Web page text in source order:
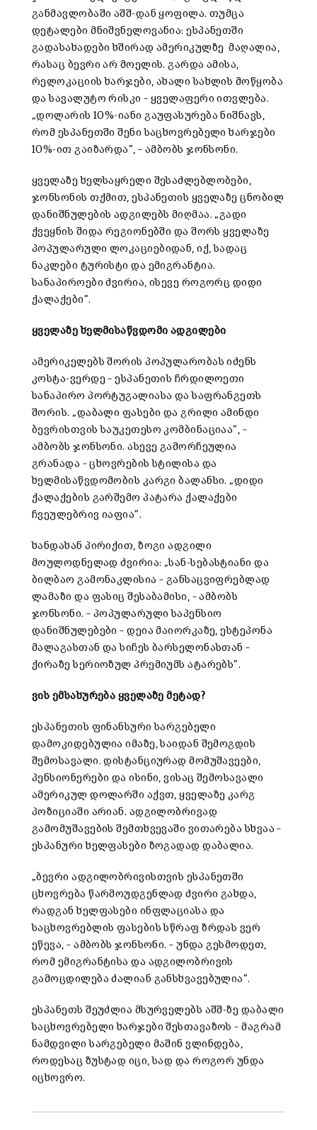
განმავლობაში აშშ-დან ყოფილა. თუმცა
დეტალები მნიშვნელოვანია: ესპანეთში
გადასახადები ხშირად ამერიკულზე მაღალია,
რასაც ბევრი არ მოელის. გარდა ამისა,
რელოკაციის ხარჯები, ახალი სახლის მოწყობა
და სავალუტო რისკი – ყველაფერი ითვლება.
„დოლარის 10%-იანი გაუფასურება ნიშნავს,
რომ ესპანეთში შენი საცხოვრებელი ხარჯები
10%-ით გაიზარდა”, – ამბობს ჯონსონი.
ყველაზე ხელსაყრელი შესაძლებლობები,
ჯონსონის თქმით, ესპანეთის ყველაზე ცნობილ
დანიშნულების ადგილებს მიღმაა. „გადი
ქვეყნის შიდა რეგიონებში და შორს ყველაზე
პოპულარული ლოკაციებიდან, იქ, სადაც
ნაკლები ტურისტი და ემიგრანტია.
სანაპიროები ძვირია, ისევე როგორც დიდი
ქალაქები”.
ყველაზე ხელმისაწვდომი ადგილები
ამერიკელებს შორის პოპულარობას იძენს
კოსტა-ვერდე – ესპანეთის ჩრდილოეთი
სანაპირო პორტუგალიასა და საფრანგეთს
შორის. „დაბალი ფასები და გრილი ამინდი
ბევრისთვის საუკეთესო კომბინაციაა”, –
ამბობს ჯონსონი. ასევე გამორჩეულია
გრანადა – ცხოვრების სტილისა და
ხელმისაწვდომობის კარგი ბალანსი. „დიდი
ქალაქების გარშემო პატარა ქალაქები
ჩვეულებრივ იაფია”.
ხანდახან პირიქით, ზოგი ადგილი
მოულოდნელად ძვირია: „სან-სებასტიანი და
ბილბაო გამონაკლისია – განსაცვიფრებლად
ლამაზი და ფასიც შესაბამისი, – ამბობს
ჯონსონი. – პოპულარული საპენსიო
დანიშნულებები – დეია მაიორკაზე, ესტეპონა
მალაგასთან და სიჩეს ბარსელონასთან –
ქირაზე სერიოზულ პრემიუმს ატარებს”.
ვის ემსახურება ყველაზე მეტად?
ესპანეთის ფინანსური სარგებელი
დამოკიდებულია იმაზე, საიდან შემოგდის
შემოსავალი. დისტანციურად მომუშავეები,
პენსიონერები და ისინი, ვისაც შემოსავალი
ამერიკულ დოლარში აქვთ, ყველაზე კარგ
პოზიციაში არიან. ადგილობრივად
გამომუშავების შემთხვევაში ვითარება სხვაა –
ესპანური ხელფასები ზოგადად დაბალია.
„ბევრი ადგილობრივისთვის ესპანეთში
ცხოვრება წარმოუდგენლად ძვირი გახდა,
რადგან ხელფასები ინფლაციასა და
საცხოვრებლის ფასების სწრაფ ზრდას ვერ
ეწევა, – ამბობს ჯონსონი. – უნდა გესმოდეთ,
რომ ემიგრანტისა და ადგილობრივის
გამოცდილება ძალიან განსხვავებულია”.
ესპანეთს შეუძლია მსურველებს აშშ-ზე დაბალი
საცხოვრებელი ხარჯები შესთავაზოს – მაგრამ
ნამდვილი სარგებელი მაშინ ვლინდება,
როდესაც ზუსტად იცი, სად და როგორ უნდა
იცხოვრო.